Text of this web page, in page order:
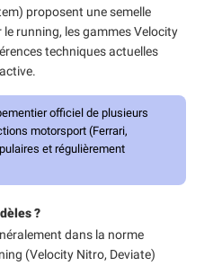
proposent une semelle
running, les gammes Velocity
techniques actuelles
officiel de plusieurs
motorsport (Ferrari,
et régulièrement
?
dans la norme
(Velocity Nitro, Deviate)